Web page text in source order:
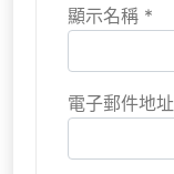
顯示名稱 *
電子郵件地址